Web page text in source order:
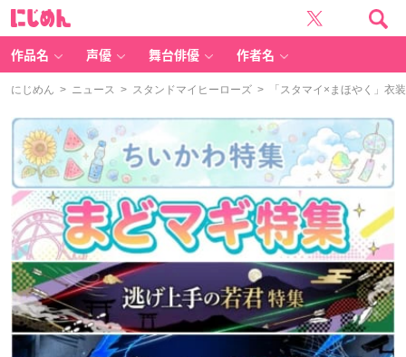
作品名 声優 舞台俳優 作者名
にじめん > ニュース > スタンドマイヒーローズ > 「スタマイ×まほやく」衣